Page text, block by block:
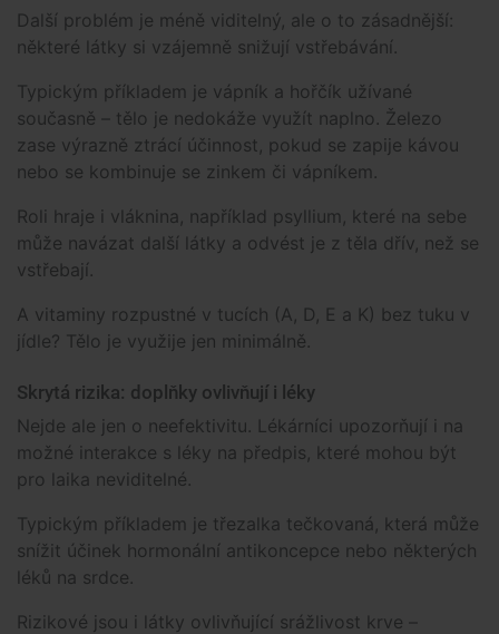
Další problém je méně viditelný, ale o to zásadnější:
některé látky si vzájemně snižují vstřebávání.
Typickým příkladem je vápník a hořčík užívané
současně – tělo je nedokáže využít naplno. Železo
zase výrazně ztrácí účinnost, pokud se zapije kávou
nebo se kombinuje se zinkem či vápníkem.
Roli hraje i vláknina, například psyllium, které na sebe
může navázat další látky a odvést je z těla dřív, než se
vstřebají.
A vitaminy rozpustné v tucích (A, D, E a K) bez tuku v
jídle? Tělo je využije jen minimálně.
Skrytá rizika: doplňky ovlivňují i léky
Nejde ale jen o neefektivitu. Lékárníci upozorňují i na
možné interakce s léky na předpis, které mohou být
pro laika neviditelné.
Typickým příkladem je třezalka tečkovaná, která může
snížit účinek hormonální antikoncepce nebo některých
léků na srdce.
Rizikové jsou i látky ovlivňující srážlivost krve –